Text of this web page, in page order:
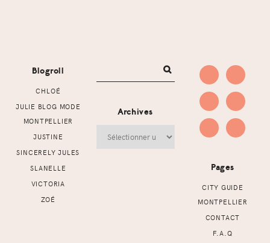
Blogroll
CHLOÉ
JULIE BLOG MODE
MONTPELLIER
JUSTINE
SINCERELY JULES
SLANELLE
VICTORIA
ZOÉ
Archives
Pages
CITY GUIDE
MONTPELLIER
CONTACT
F.A.Q